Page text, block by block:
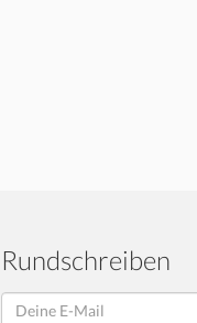
Rundschreiben